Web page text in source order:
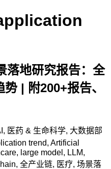
落地研究报告：全
| 附200+报告、
, 医药 & 生命科学, 大数据部
trend, Artificial
, large model , LLM,
, 全产业链, 医疗, 场景落